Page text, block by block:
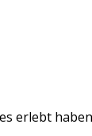
erlebt